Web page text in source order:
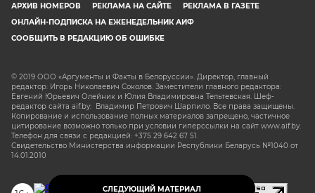
СЛЕДУЮЩИЙ МАТЕРИАЛ
АРХИВ НОМЕРОВ РЕКЛАМА НА САЙТЕ
РЕКЛАМА В ГАЗЕТЕ
ОНЛАЙН-ПОДПИСКА НА ЕЖЕНЕДЕЛЬНИК АИФ
СООБЩИТЬ В РЕДАКЦИЮ ОБ ОШИБКЕ
© 2019 ООО «Аргументы и Факты в Белоруссии». Директор, главный
редактор: Игорь Николаевич Соколов. Заместители главного редактора:
Евгений Юрьевич Олейник и Юлия Владимировна Тельтевская. Шеф-
редактор сайта aif.by: Владимир Петрович Шарпило. Все права защищены.
Копирование и использование полных материалов запрещено, частичное
цитирование возможно только при условии гиперссылки на сайт www.aif.by.
Телефон для связи с редакцией: +375 29 642 67 51.
Свидетельство Министерства информации Республики Беларусь №1040 от
14.01.2010